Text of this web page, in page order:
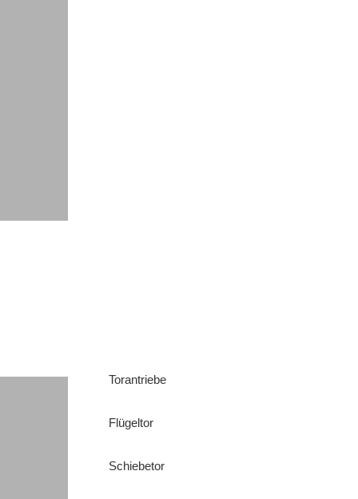
Torantriebe
Flügeltor
Schiebetor